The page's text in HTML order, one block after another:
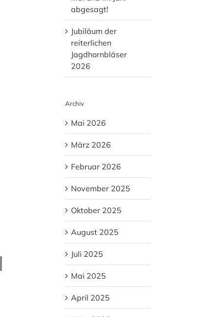
abgesagt!
Jubiläum der
reiterlichen
Jagdhornbläser
2026
Archiv
Mai 2026
März 2026
Februar 2026
November 2025
Oktober 2025
August 2025
Juli 2025
Mai 2025
April 2025